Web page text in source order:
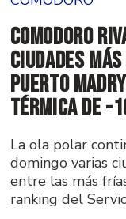
Comodoro
ciudades
Puerto
térmica de -
La ola polar
domingo varias
entre las más
ranking del